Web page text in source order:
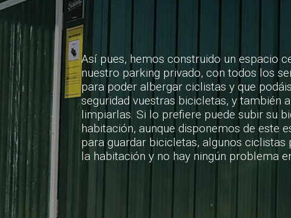
Así pues, hemos construido un espacio
nuestro parking privado, con todos los
para poder albergar ciclistas y que
seguridad vuestras bicicletas, y también
limpiarlas. Si lo prefiere puede subir su
habitación, aunque disponemos de este
para guardar bicicletas, algunos ciclistas
la habitación y no hay ningún problema